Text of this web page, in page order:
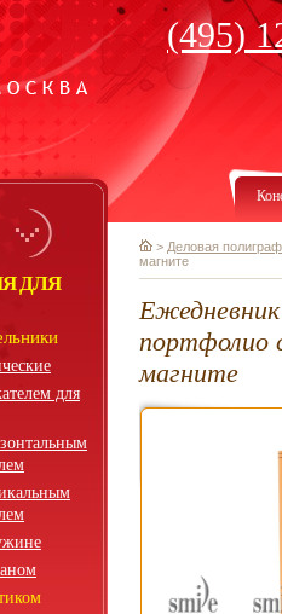
(495)
ДЛЯ
для
> Деловая
магните
портфолио
магните